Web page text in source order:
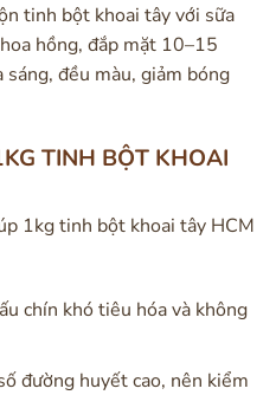
tinh bột khoai tây với sữa
hồng, đắp mặt 10–15
đều màu, giảm bóng
TINH BỘT KHOAI
1kg tinh bột khoai tây HCM
chín khó tiêu hóa và không
đường huyết cao, nên kiểm